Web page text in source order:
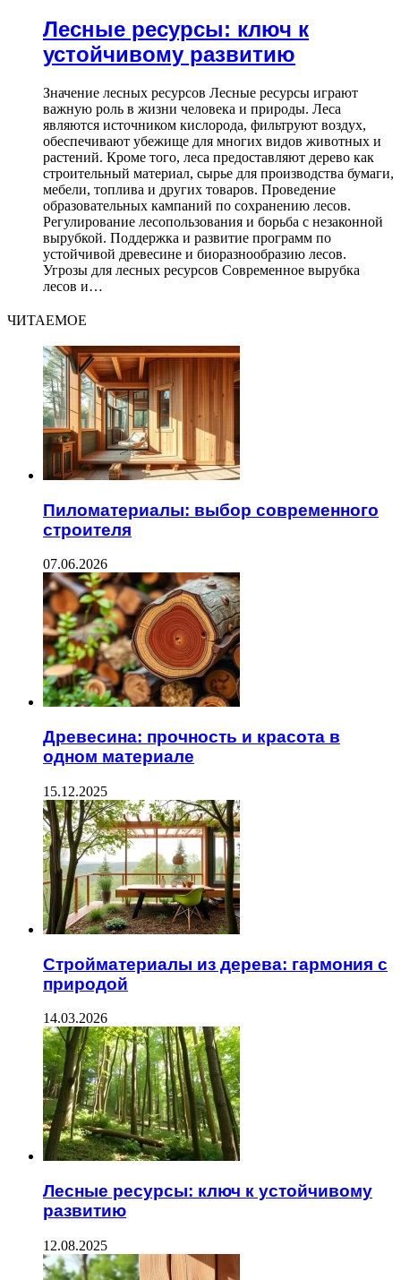
Лесные ресурсы: ключ к
устойчивому развитию
Значение лесных ресурсов Лесные ресурсы играют
важную роль в жизни человека и природы. Леса
являются источником кислорода, фильтруют воздух,
обеспечивают убежище для многих видов животных и
растений. Кроме того, леса предоставляют дерево как
строительный материал, сырье для производства бумаги,
мебели, топлива и других товаров. Проведение
образовательных кампаний по сохранению лесов.
Регулирование лесопользования и борьба с незаконной
вырубкой. Поддержка и развитие программ по
устойчивой древесине и биоразнообразию лесов.
Угрозы для лесных ресурсов Современное вырубка
лесов и…
ЧИТАЕМОЕ
Пиломатериалы: выбор современного
строителя
07.06.2026
Древесина: прочность и красота в
одном материале
15.12.2025
Стройматериалы из дерева: гармония с
природой
14.03.2026
Лесные ресурсы: ключ к устойчивому
развитию
12.08.2025